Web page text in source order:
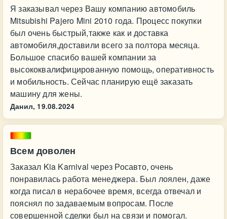
Я заказывал через Вашу компанию автомобиль
Mitsubishi Pajero Mini 2010 года. Процесс покупки
был очень быстрый,также как и доставка
автомобиля,доставили всего за полтора месяца.
Большое спасибо вашей компании за
высококвалифицированную помощь, оперативность
и мобильность. Сейчас планирую ещё заказать
машину для жены.
Данил, 19.08.2024
Всем доволен
Заказал Kia Karnival через Росавто, очень
понравилась работа менеджера. Был лоялен, даже
когда писал в нерабочее время, всегда отвечал и
пояснял по задаваемым вопросам. После
совершенной сделки был на связи и помогал.